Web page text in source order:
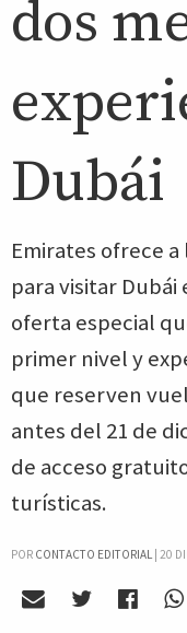
dos
Dubái
Emirates ofrece a
para visitar
oferta especial
primer nivel y
que reserven
antes del 21 de
de acceso
turísticas.
POR CONTACTO EDITORIAL| 20